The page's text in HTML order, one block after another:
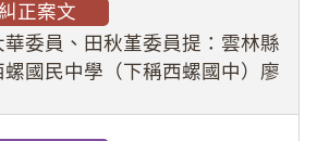
關與糾錯功能，不僅首份調查報
未審酌師生不
糾正案文
華委員、田秋堇委員提：雲林縣
螺國民中學（下稱西螺國中）廖